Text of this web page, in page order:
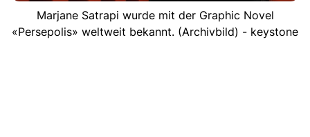
Marjane Satrapi wurde mit der Graphic Novel
«Persepolis» weltweit bekannt. (Archivbild) - keystone